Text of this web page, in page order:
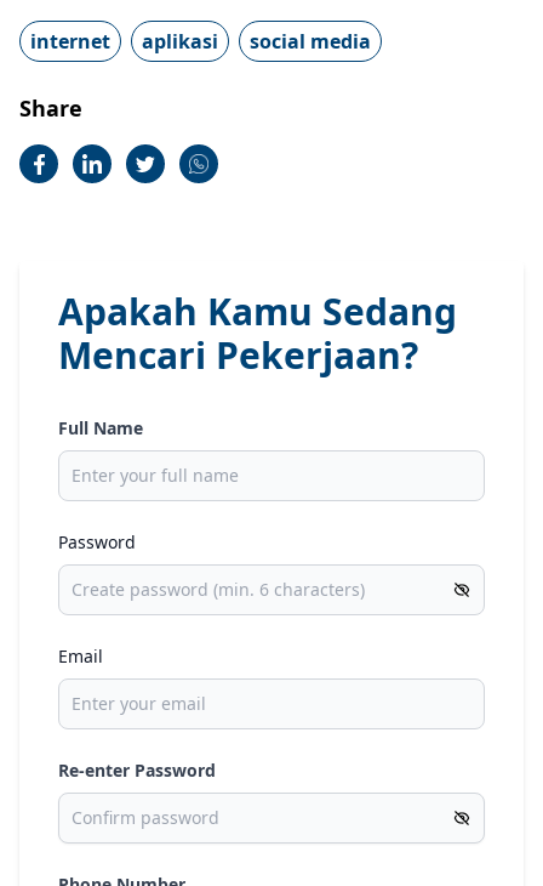
internet aplikasi social media
Share
Apakah Kamu Sedang
Mencari Pekerjaan?
Full Name
Password
Email
Re-enter Password